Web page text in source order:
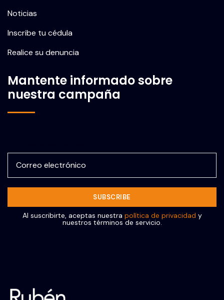
Noticias
Inscribe tu cédula
Realice su denuncia
Mantente informado sobre
nuestra campaña
Al suscribirte, aceptas nuestra política de privacidad y
nuestros términos de servicio.